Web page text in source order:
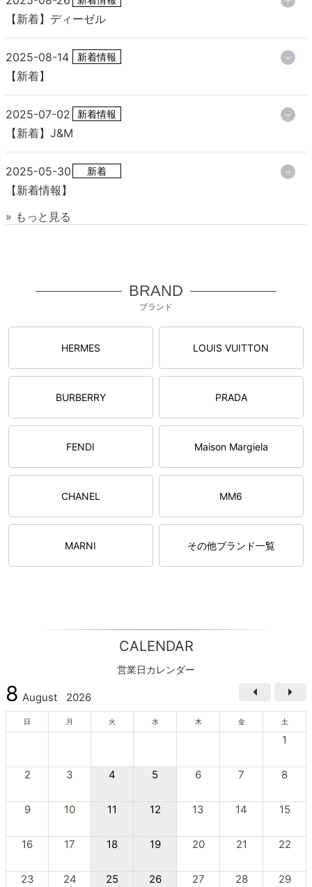
【新着】ディーゼル
2025-08-14 新着情報
【新着】
2025-07-02 新着情報
【新着】J&M
2025-05-30 新着
【新着情報】
» もっと見る
BRAND
ブランド
HERMES LOUIS VUITTON
BURBERRY PRADA
FENDI Maison Margiela
CHANEL MM6
MARNI その他ブランド一覧
CALENDAR
営業日カレンダー
8 August 2026
日 月 火 水 木 金 土
1
2 3 4 5 6 7 8
9 10 11 12 13 14 15
16 17 18 19 20 21 22
23 24 25 26 27 28 29